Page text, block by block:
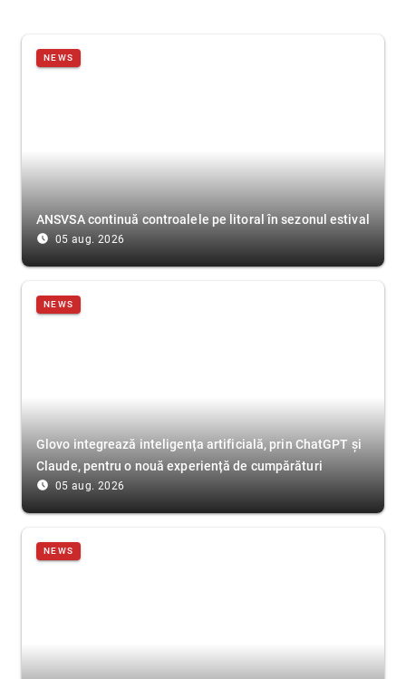
NEWS
ANSVSA continuă controalele pe litoral în sezonul estival
access_time_filled 05 aug. 2026
NEWS
Glovo integrează inteligența artificială, prin ChatGPT și
Claude, pentru o nouă experiență de cumpărături
access_time_filled 05 aug. 2026
NEWS